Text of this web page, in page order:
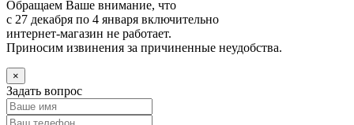
Обращаем Ваше внимание, что
с 27 декабря по 4 января включительно
интернет-магазин не работает.
Приносим извинения за причиненные неудобства.
×
Задать вопрос